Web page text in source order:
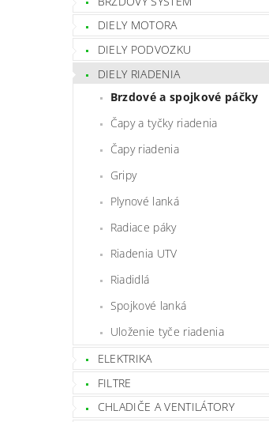
DIELY MOTORA
DIELY PODVOZKU
DIELY RIADENIA
Brzdové a spojkové páčky
Čapy a tyčky riadenia
Čapy riadenia
Gripy
Plynové lanká
Radiace páky
Riadenia UTV
Riadidlá
Spojkové lanká
Uloženie tyče riadenia
ELEKTRIKA
FILTRE
CHLADIČE A VENTILÁTORY